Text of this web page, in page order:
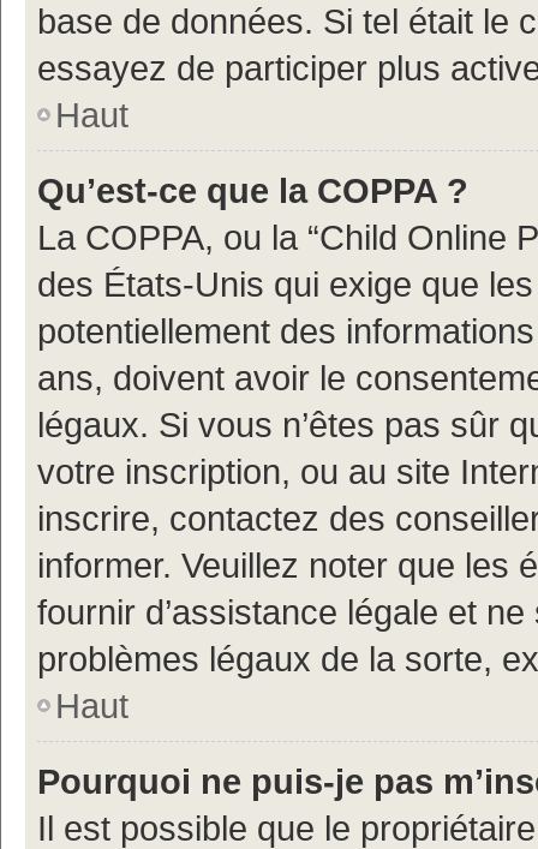
base de données. Si tel était le
essayez de participer plus
Haut
Qu’est-ce que la COPPA ?
La COPPA, ou la “Child Online
des États-Unis qui exige que
potentiellement des
ans, doivent avoir le
légaux. Si vous n’êtes pas sûr
votre inscription, ou au site
inscrire, contactez des
informer. Veuillez noter que les
fournir d’assistance légale et
problèmes légaux de la sorte,
Haut
Pourquoi ne puis-je pas
Il est possible que le